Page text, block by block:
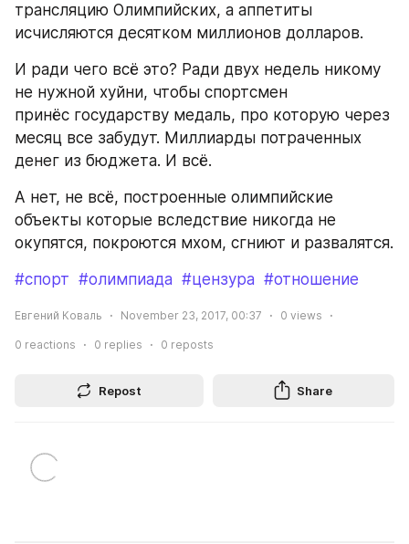
трансляцию Олимпийских, а аппетиты
исчисляются десятком миллионов долларов.
И ради чего всё это? Ради двух недель никому
не нужной хуйни, чтобы спортсмен
принёс государству медаль, про которую через
месяц все забудут. Миллиарды потраченных
денег из бюджета. И всё.
А нет, не всё, построенные олимпийские
объекты которые вследствие никогда не
окупятся, покроются мхом, сгниют и развалятся.
#спорт #олимпиада #цензура #отношение
Евгений Коваль November 23, 2017, 00:37 0 views
0 reactions 0 replies 0 reposts
Repost Share